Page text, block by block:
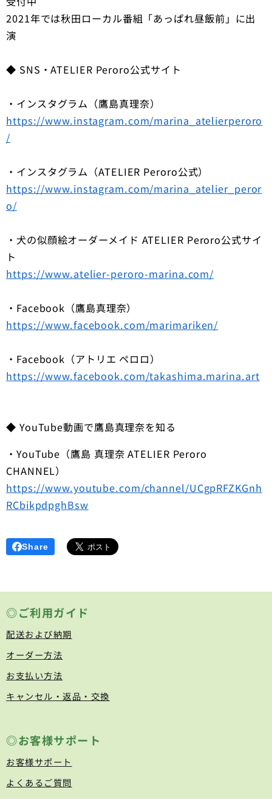
2021年では秋田ローカル番組「あっぱれ昼飯前」に出
演
◆ SNS・ATELIER Peroro公式サイト
・インスタグラム（鷹島真理奈）
https://www.instagram.com/marina_atelierperoro
/
・インスタグラム（ATELIER Peroro公式）
https://www.instagram.com/marina_atelier_peror
o/
・犬の似顔絵オーダーメイド ATELIER Peroro公式サイ
ト
https://www.atelier-peroro-marina.com/
・Facebook（鷹島真理奈）
https://www.facebook.com/marimariken/
・Facebook（アトリエ ペロロ）
https://www.facebook.com/takashima.marina.art
◆ YouTube動画で鷹島真理奈を知る
・YouTube（鷹島 真理奈 ATELIER Peroro
CHANNEL）
https://www.youtube.com/channel/UCgpRFZKGnh
RCbikpdpghBsw
Share
◎ご利用ガイド
配送および納期
オーダー方法
お支払い方法
キャンセル・返品・交換
◎お客様サポート
お客様サポート
よくあるご質問